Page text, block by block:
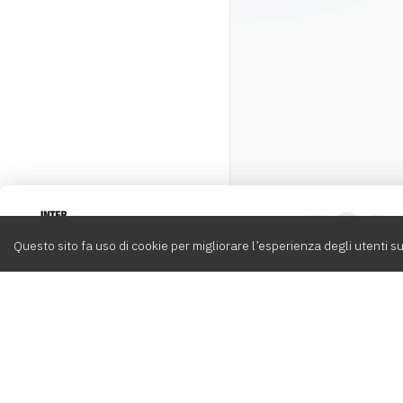
Questo sito fa uso di cookie per migliorare l’esperienza degli utenti